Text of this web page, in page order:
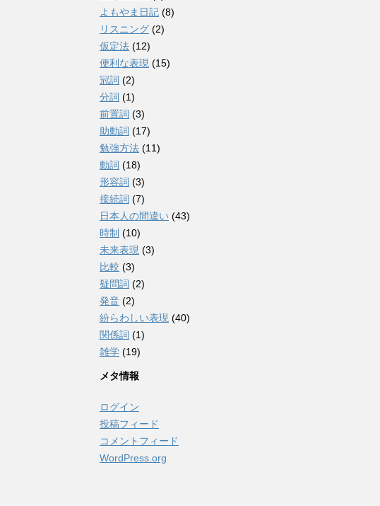
よもやま日記 (8)
リスニング (2)
仮定法 (12)
便利な表現 (15)
冠詞 (2)
分詞 (1)
前置詞 (3)
助動詞 (17)
勉強方法 (11)
動詞 (18)
形容詞 (3)
接続詞 (7)
日本人の間違い (43)
時制 (10)
未来表現 (3)
比較 (3)
疑問詞 (2)
発音 (2)
紛らわしい表現 (40)
関係詞 (1)
雑学 (19)
メタ情報
ログイン
投稿フィード
コメントフィード
WordPress.org